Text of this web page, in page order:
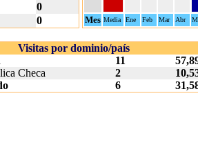
0
0 Mes Media Ene Feb Mar Abr
Visitas por dominio/país
11
Checa 2
6